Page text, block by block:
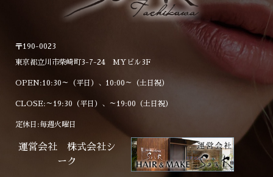
〒190-0023
東京都立川市柴崎町3-7-24 MYビル3F
OPEN:10:30～（平日）、10:00～（土日祝）
CLOSE:～19:30（平日）、～19:00（土日祝）
定休日:毎週火曜日
運営会社 株式会社シ
ーク